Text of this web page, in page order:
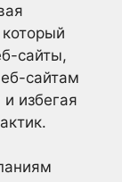
сайты,
сайтам
избегая